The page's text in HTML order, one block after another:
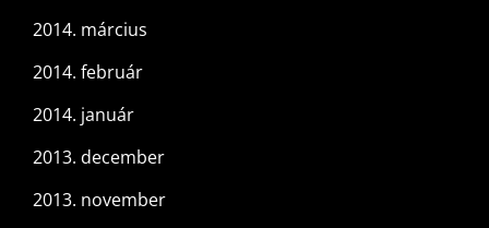
2014. március
2014. február
2014. január
2013. december
2013. november